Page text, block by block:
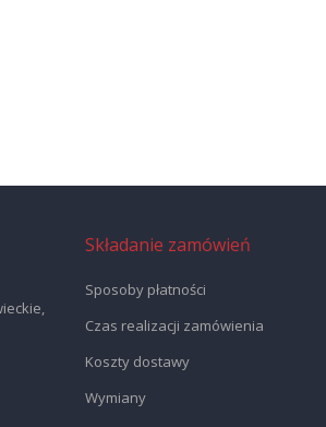
Składanie zamówień
Sposoby płatności
Czas realizacji zamówienia
Koszty dostawy
Wymiany